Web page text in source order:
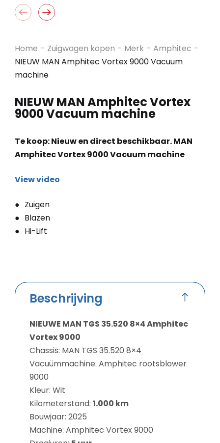
Home - Zuigwagen kopen - Merk - Amphitec -
NIEUW MAN Amphitec Vortex 9000 Vacuum
machine
NIEUW MAN Amphitec Vortex
9000 Vacuum machine
Te koop: Nieuw en direct beschikbaar. MAN
Amphitec Vortex 9000 Vacuum machine
View video
Zuigen
Blazen
Hi-Lift
Beschrijving
NIEUWE MAN TGS 35.520 8×4Amphitec
Vortex 9000
Chassis: MAN TGS 35.520 8×4
Vacuümmachine: Amphitec rootsblower
9000
Kleur: Wit
Kilometerstand: 1.000 km
Bouwjaar: 2025
Machine: Amphitec Vortex 9000